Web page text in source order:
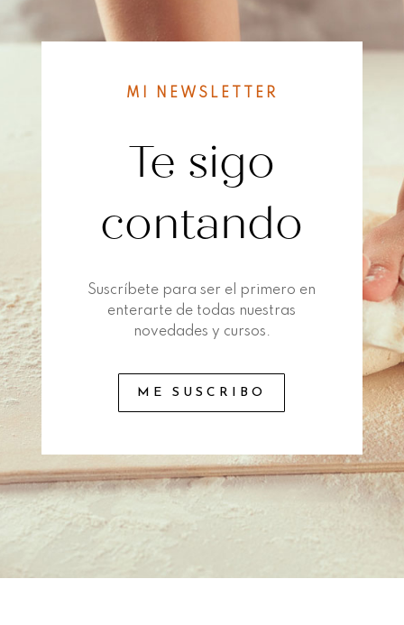
MI NEWSLETTER
Te sigo
contando
Suscríbete para ser el primero en
enterarte de todas nuestras
novedades y cursos.
ME SUSCRIBO